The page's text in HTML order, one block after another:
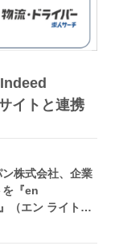
イトと連携
株式会社、企業
を『en
（エン ライトハ